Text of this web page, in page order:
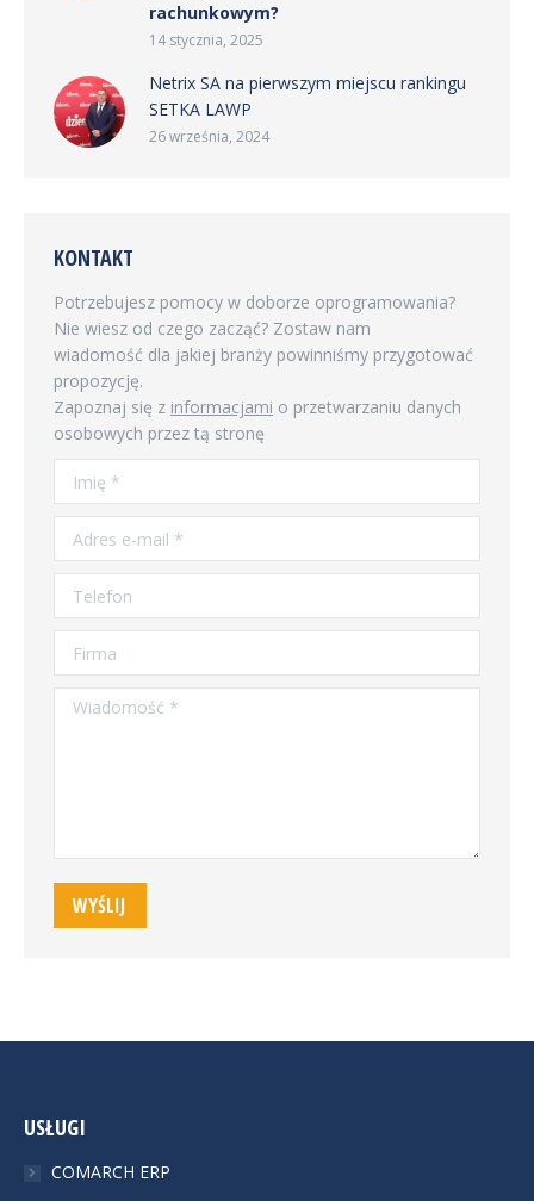
rachunkowym?
14 stycznia, 2025
Netrix SA na pierwszym miejscu rankingu
SETKA LAWP
26 września, 2024
KONTAKT
Potrzebujesz pomocy w doborze oprogramowania?
Nie wiesz od czego zacząć? Zostaw nam
wiadomość dla jakiej branży powinniśmy przygotować
propozycję.
Zapoznaj się z informacjami o przetwarzaniu danych
osobowych przez tą stronę
Imię *
Adres e-mail *
Telefon
Firma
Wiadomość *
WYŚLIJ
USŁUGI
COMARCH ERP